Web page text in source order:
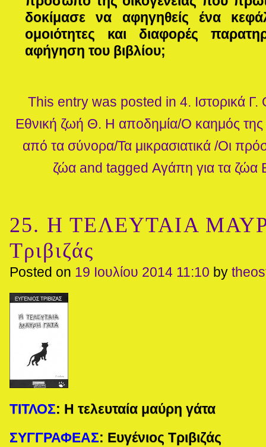
δοκίμασε να αφηγηθείς ένα
ομοιότητες και διαφορές
αφήγηση του βιβλίου;
This entry was posted in 4. Ιστορικά Γ.
Εθνική ζωή Θ. Η αποδημία/Ο καημός της
από τα σύνορα/Τα μικρασιατικά /Οι
ζώα and tagged Αγάπη για τα ζώα
25. Η ΤΕΛΕΥΤΑΙΑ
Τριβιζάς
Posted on 19 Ιουλίου 2014 11:10 by
ΤΙΤΛΟΣ: Η τελευταία μαύρη γάτα
ΣΥΓΓΡΑΦΕΑΣ: Ευγένιος Τριβιζάς